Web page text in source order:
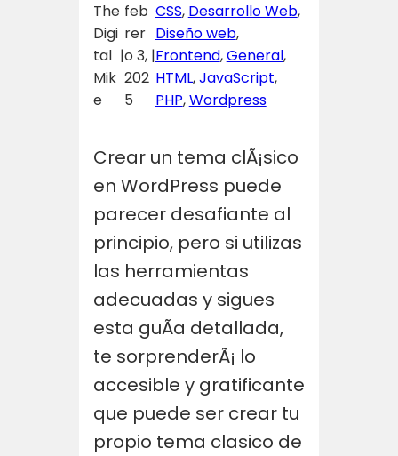
The
Digi
tal
Mik
e
|
feb
rer
o 3,
202
5
|
CSS, Desarrollo Web,
Diseño web,
Frontend, General,
HTML, JavaScript,
PHP, Wordpress
Crear un tema clÃ¡sico
en WordPress puede
parecer desafiante al
principio, pero si utilizas
las herramientas
adecuadas y sigues
esta guÃ­a detallada,
te sorprenderÃ¡ lo
accesible y gratificante
que puede ser crear tu
propio tema clasico de